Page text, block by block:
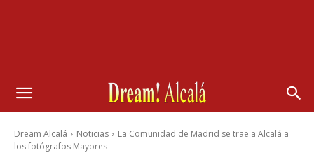
Dream Alcalá Noticias
La Comunidad de Madrid se trae a Alcalá a
los fotógrafos Mayores